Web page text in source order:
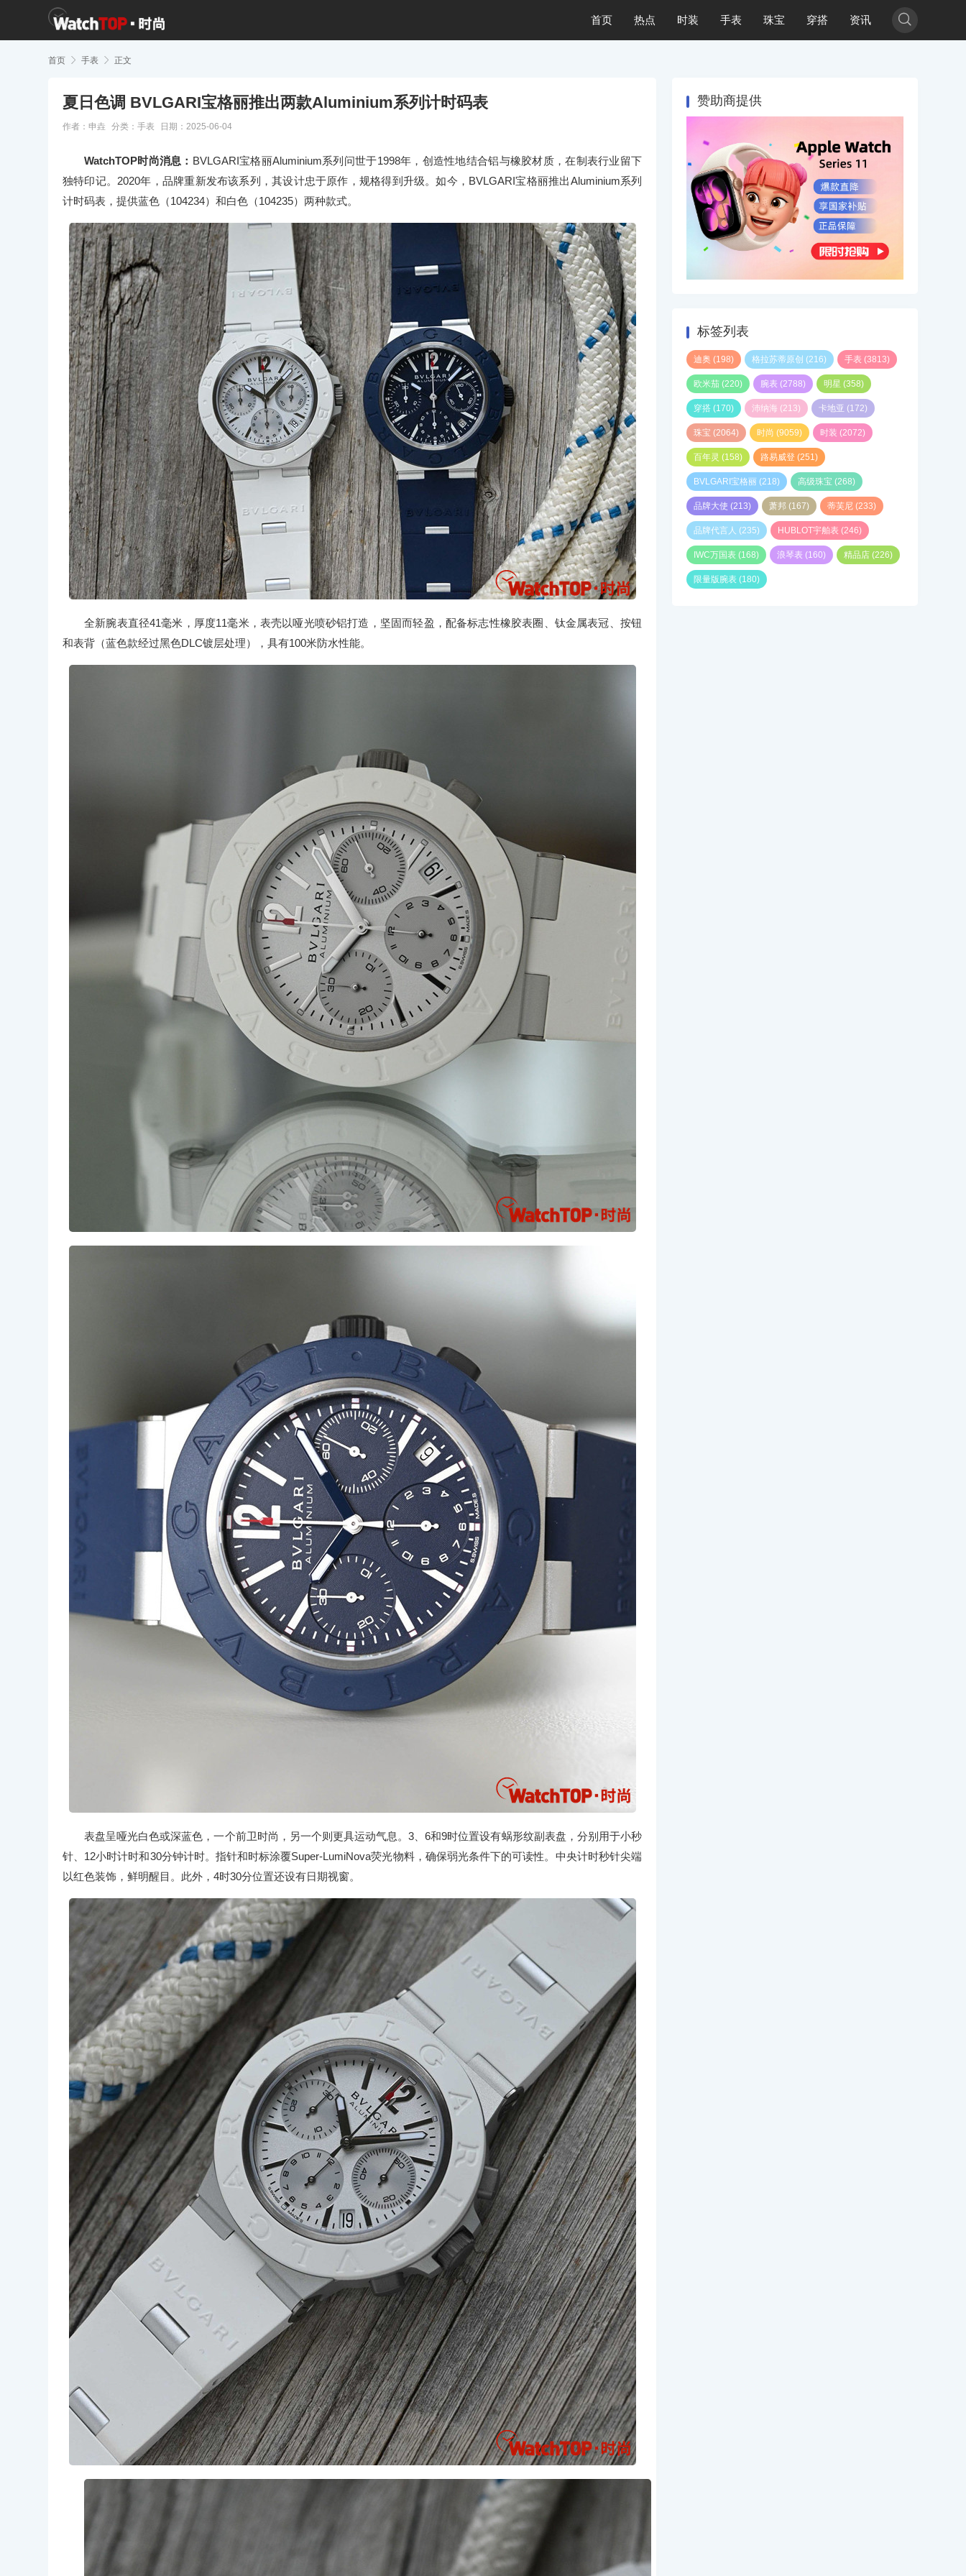
首页 热点 时装 手表 珠宝 穿搭 资讯 
首页  手表  正文
夏日色调 BVLGARI宝格丽推出两款Aluminium系列计时码表
作者：申垚 分类： 手表 日期：2025-06-04
WatchTOP时尚消息： BVLGARI宝格丽Aluminium系列问世于1998年，创造性地结合铝与橡胶材质，在制表行业留下
独特印记。2020年，品牌重新发布该系列，其设计忠于原作，规格得到升级。如今，BVLGARI宝格丽推出Aluminium系列
计时码表，提供蓝色（104234）和白色（104235）两种款式。
全新腕表直径41毫米，厚度11毫米，表壳以哑光喷砂铝打造，坚固而轻盈，配备标志性橡胶表圈、钛金属表冠、按钮
和表背（蓝色款经过黑色DLC镀层处理），具有100米防水性能。
表盘呈哑光白色或深蓝色，一个前卫时尚，另一个则更具运动气息。3、6和9时位置设有蜗形纹副表盘，分别用于小秒
针、12小时计时和30分钟计时。指针和时标涂覆Super-LumiNova荧光物料，确保弱光条件下的可读性。中央计时秒针尖端
以红色装饰，鲜明醒目。此外，4时30分位置还设有日期视窗。
赞助商提供
标签列表
迪奥 (198) 格拉苏蒂原创 (216) 手表 (3813)
欧米茄 (220) 腕表 (2788) 明星 (358)
穿搭 (170) 沛纳海 (213) 卡地亚 (172)
珠宝 (2064) 时尚 (9059) 时装 (2072)
百年灵 (158) 路易威登 (251)
BVLGARI宝格丽 (218) 高级珠宝 (268)
品牌大使 (213) 萧邦 (167) 蒂芙尼 (233)
品牌代言人 (235) HUBLOT宇舶表 (246)
IWC万国表 (168) 浪琴表 (160) 精品店 (226)
限量版腕表 (180)